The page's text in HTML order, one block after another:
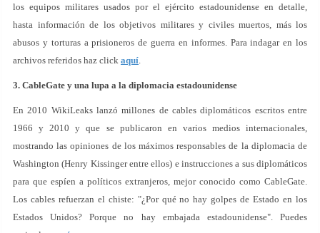
los equipos militares usados por el ejército estadounidense en detalle,
hasta información de los objetivos militares y civiles muertos, más los
abusos y torturas a prisioneros de guerra en informes. Para indagar en los
archivos referidos haz click aquí.
3. CableGate y una lupa a la diplomacia estadounidense
En 2010 WikiLeaks lanzó millones de cables diplomáticos escritos entre
1966 y 2010 y que se publicaron en varios medios internacionales,
mostrando las opiniones de los máximos responsables de la diplomacia de
Washington (Henry Kissinger entre ellos) e instrucciones a sus diplomáticos
para que espíen a políticos extranjeros, mejor conocido como CableGate.
Los cables refuerzan el chiste: "¿Por qué no hay golpes de Estado en los
Estados Unidos? Porque no hay embajada estadounidense". Puedes